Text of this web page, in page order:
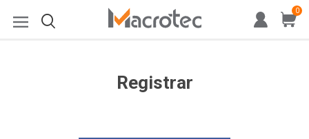
0
Registrar